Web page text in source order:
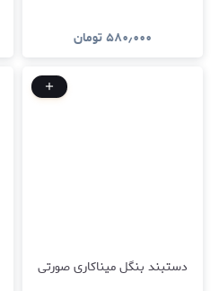
۵۸۰٫۰۰۰تومان
دستبند بنگل میناکاری صورتی